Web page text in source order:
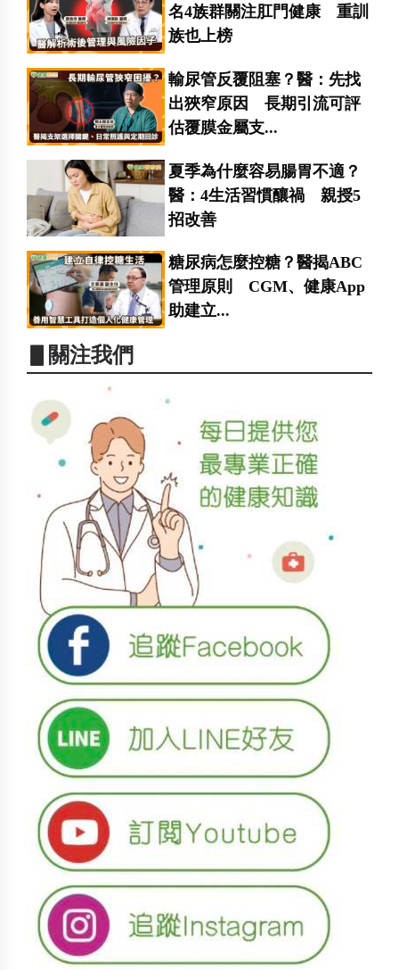
名4族群關注肛門健康 重訓
族也上榜
輸尿管反覆阻塞？醫：先找
出狹窄原因 長期引流可評
估覆膜金屬支...
夏季為什麼容易腸胃不適？
醫：4生活習慣釀禍 親授5
招改善
糖尿病怎麼控糖？醫揭ABC
管理原則 CGM、健康App
助建立...
▋關注我們